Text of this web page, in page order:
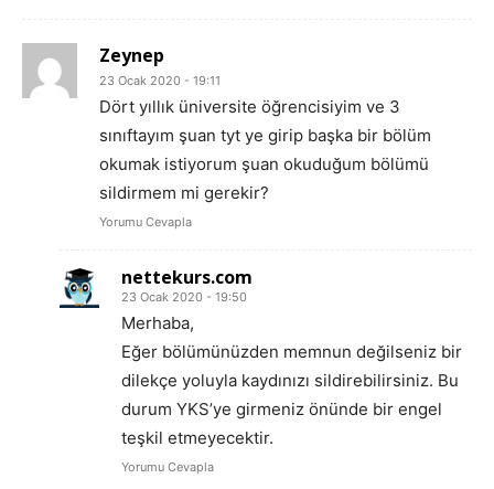
Zeynep
23 Ocak 2020 - 19:11
Dört yıllık üniversite öğrencisiyim ve 3
sınıftayım şuan tyt ye girip başka bir bölüm
okumak istiyorum şuan okuduğum bölümü
sildirmem mi gerekir?
Yorumu Cevapla
nettekurs.com
23 Ocak 2020 - 19:50
Merhaba,
Eğer bölümünüzden memnun değilseniz bir
dilekçe yoluyla kaydınızı sildirebilirsiniz. Bu
durum YKS’ye girmeniz önünde bir engel
teşkil etmeyecektir.
Yorumu Cevapla